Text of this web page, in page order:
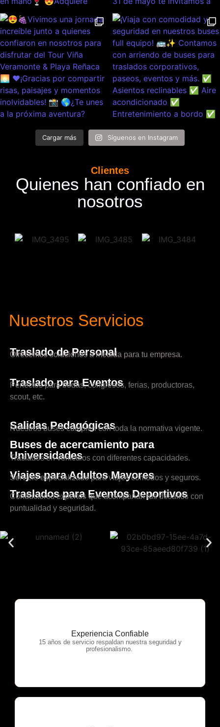
Cargar más Síguenos en Instagram
Clientes
Quienes han confiado en
nosotros
Nuestros Servicios
Traslado de Personal
Ofrecemos soluciones a medida para tu empresa.
Traslado para Eventos
Perfectos para bodas, congresos, ferias, productoras,
scout, etc.
Salidas Pedagógicas
Nuestros buses cumplen con toda la normativa vigente.
Buses de acercamiento para
Universidades
Traslados en vehículos con diferentes capacidades.
Viajes para Adultos Mayores
Servicio especializado para viajes cómodos y seguros.
Traslados para Eventos Deportivos
Conductores expertos que acompañan tus desafíos con
puntualidad y seguridad.
Experiencia Confiable
15 años de servicio respaldan nuestra seguridad y
profesionalismo.
OTP Servicios